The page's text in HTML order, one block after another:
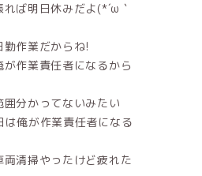
ば明日休みだよ(*´ω｀
作業だからね!
が作業責任者になるから
囲分かってないみたい
俺が作業責任者になる
清掃やったけど疲れた